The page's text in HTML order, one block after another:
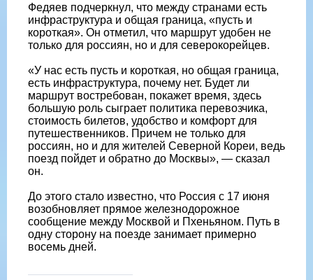
Федяев подчеркнул, что между странами есть
инфраструктура и общая граница, «пусть и
короткая». Он отметил, что маршрут удобен не
только для россиян, но и для северокорейцев.
«У нас есть пусть и короткая, но общая граница,
есть инфраструктура, почему нет. Будет ли
маршрут востребован, покажет время, здесь
большую роль сыграет политика перевозчика,
стоимость билетов, удобство и комфорт для
путешественников. Причем не только для
россиян, но и для жителей Северной Кореи, ведь
поезд пойдет и обратно до Москвы», — сказал
он.
До этого стало известно, что Россия с 17 июня
возобновляет прямое железнодорожное
сообщение между Москвой и Пхеньяном. Путь в
одну сторону на поезде занимает примерно
восемь дней.